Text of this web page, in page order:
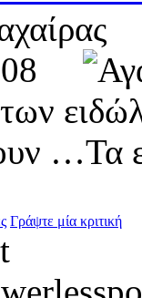
…Τα
Γράψτε μία κριτική